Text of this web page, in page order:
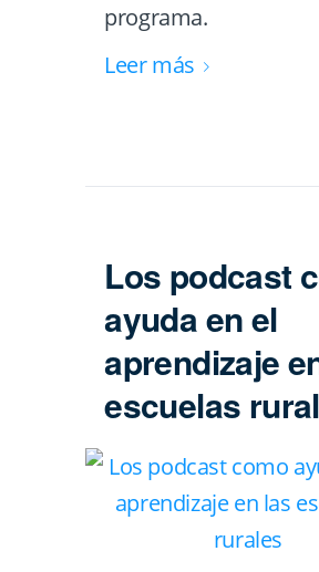
programa.
Leer más
Los podcast
ayuda en el
aprendizaje
escuelas